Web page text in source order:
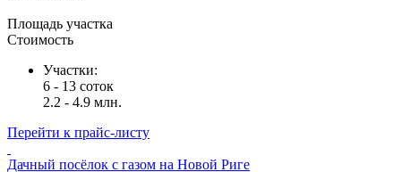
Площадь участка
Стоимость
Участки:
6 - 13 соток
2.2 - 4.9 млн.
Перейти к прайс-листу
Дачный посёлок с газом на Новой Риге